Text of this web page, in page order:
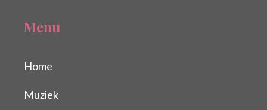
Menu
Home
Muziek